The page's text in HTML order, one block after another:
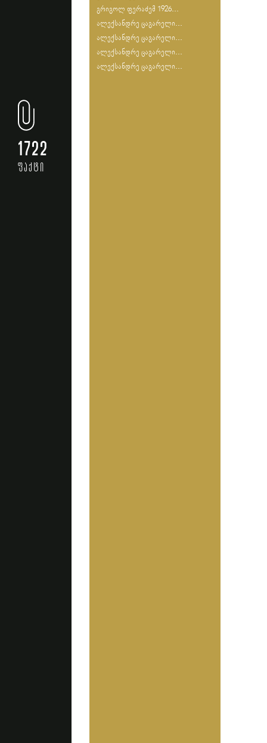
1722
ფაქტი
გრიგოლ ფერაძემ 1926...
ალექსანდრე ცაგარელი...
ალექსანდრე ცაგარელი...
ალექსანდრე ცაგარელი...
ალექსანდრე ცაგარელი...